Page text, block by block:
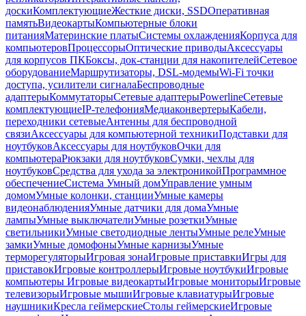
доскиКомплектующиеЖесткие диски, SSDОперативная
памятьВидеокартыКомпьютерные блоки
питанияМатеринские платыСистемы охлажденияКорпуса для
компьютеровПроцессорыОптические приводыАксессуары
для корпусов ПКБоксы, док-станции для накопителейСетевое
оборудованиеМаршрутизаторы, DSL-модемыWi-Fi точки
доступа, усилители сигналаБеспроводные
адаптерыКоммутаторыСетевые адаптерыPowerlineСетевые
комплектующиеIP-телефонияМедиаконвертерыКабели,
переходники сетевыеАнтенны для беспроводной
связиАксессуары для компьютерной техникиПодставки для
ноутбуковАксессуары для ноутбуковОчки для
компьютераРюкзаки для ноутбуковСумки, чехлы для
ноутбуковСредства для ухода за электроникойПрограммное
обеспечениеСистема Умный домУправление умным
домомУмные колонки, станцииУмные камеры
видеонаблюденияУмные датчики для домаУмные
лампыУмные выключателиУмные розеткиУмные
светильникиУмные светодиодные лентыУмные релеУмные
замкиУмные домофоныУмные карнизыУмные
терморегуляторыИгровая зонаИгровые приставкиИгры для
приставокИгровые контроллерыИгровые ноутбукиИгровые
компьютеры Игровые видеокартыИгровые мониторыИгровые
телевизорыИгровые мышиИгровые клавиатурыИгровые
наушникиКресла геймерскиеСтолы геймерскиеИгровые